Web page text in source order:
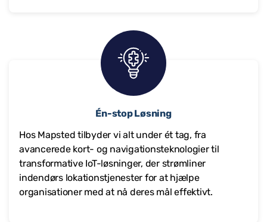
Én-stop Løsning
Hos Mapsted tilbyder vi alt under ét tag, fra
avancerede kort- og navigationsteknologier til
transformative IoT-løsninger, der strømliner
indendørs lokationstjenester for at hjælpe
organisationer med at nå deres mål effektivt.